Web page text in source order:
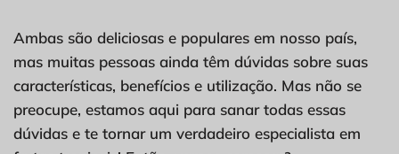
Ambas são deliciosas e populares em nosso país,
mas muitas pessoas ainda têm dúvidas sobre suas
características, benefícios e utilização. Mas não se
preocupe, estamos aqui para sanar todas essas
dúvidas e te tornar um verdadeiro especialista em